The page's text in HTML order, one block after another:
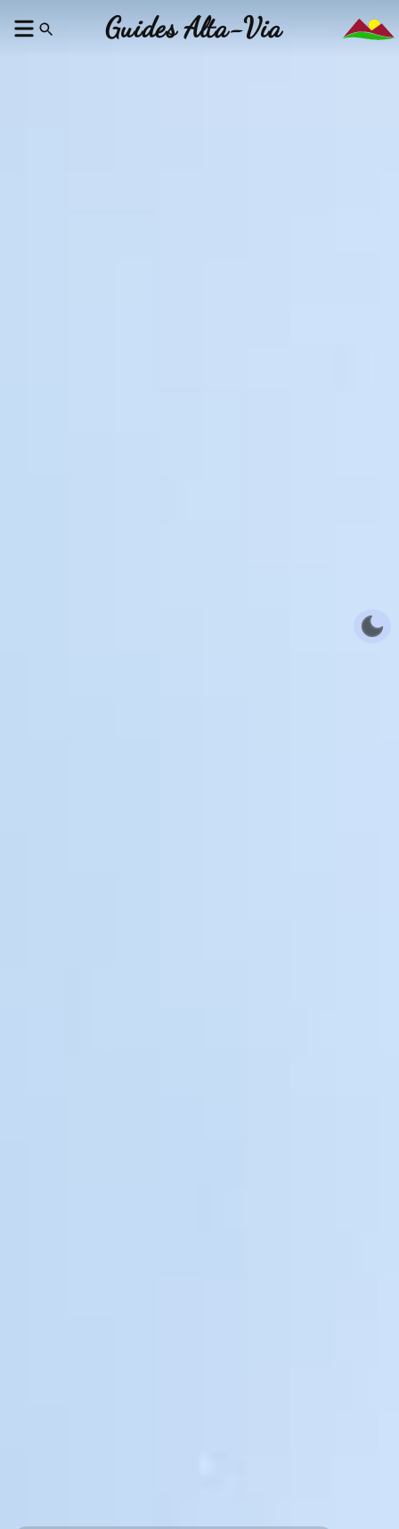
Guides Alta-Via